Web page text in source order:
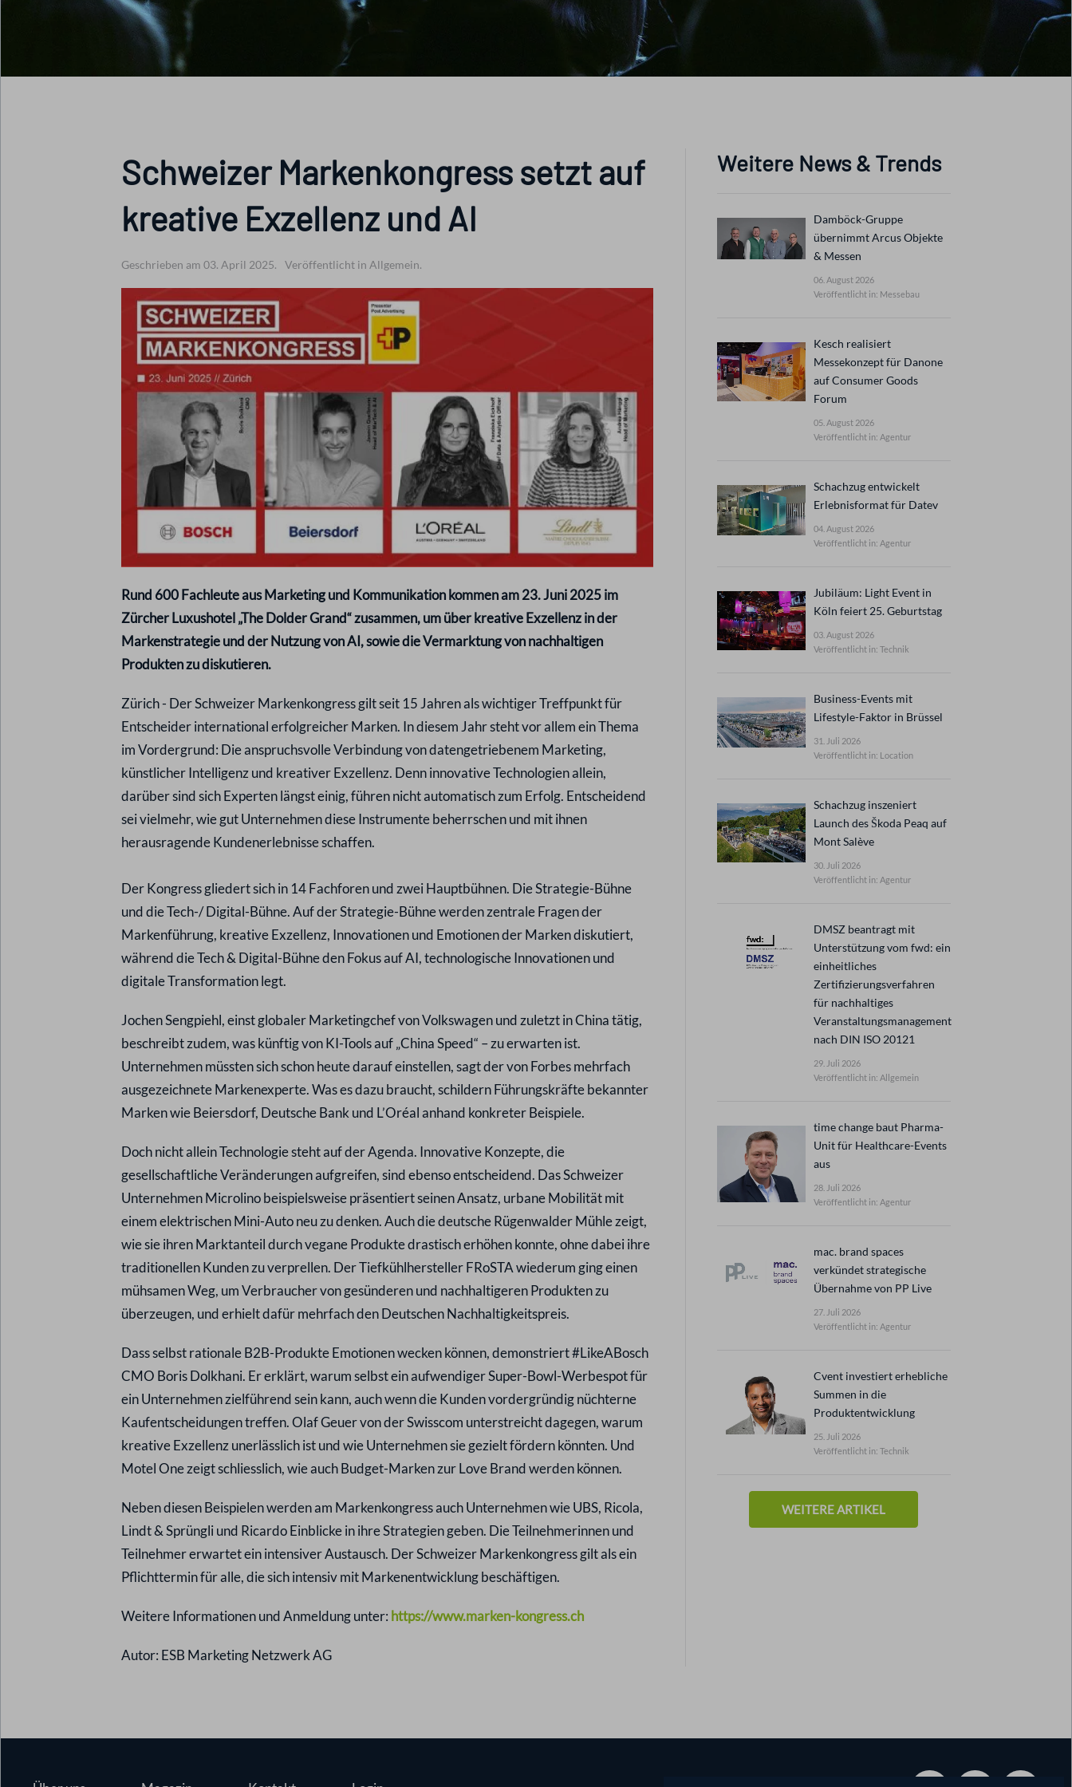
Schweizer Markenkongress setzt auf
kreative Exzellenz und AI
Geschrieben am 03. April 2025. Veröffentlicht in Allgemein.
Rund 600 Fachleute aus Marketing und Kommunikation kommen am 23. Juni 2025 im
Zürcher Luxushotel „The Dolder Grand“ zusammen, um über kreative Exzellenz in der
Markenstrategie und der Nutzung von AI, sowie die Vermarktung von nachhaltigen
Produkten zu diskutieren.
Zürich - Der Schweizer Markenkongress gilt seit 15 Jahren als wichtiger Treffpunkt für
Entscheider international erfolgreicher Marken. In diesem Jahr steht vor allem ein Thema
im Vordergrund: Die anspruchsvolle Verbindung von datengetriebenem Marketing,
künstlicher Intelligenz und kreativer Exzellenz. Denn innovative Technologien allein,
darüber sind sich Experten längst einig, führen nicht automatisch zum Erfolg. Entscheidend
sei vielmehr, wie gut Unternehmen diese Instrumente beherrschen und mit ihnen
herausragende Kundenerlebnisse schaffen.
Der Kongress gliedert sich in 14 Fachforen und zwei Hauptbühnen. Die Strategie-Bühne
und die Tech-/ Digital-Bühne. Auf der Strategie-Bühne werden zentrale Fragen der
Markenführung, kreative Exzellenz, Innovationen und Emotionen der Marken diskutiert,
während die Tech & Digital-Bühne den Fokus auf AI, technologische Innovationen und
digitale Transformation legt.
Jochen Sengpiehl, einst globaler Marketingchef von Volkswagen und zuletzt in China tätig,
beschreibt zudem, was künftig von KI-Tools auf „China Speed“ – zu erwarten ist.
Unternehmen müssten sich schon heute darauf einstellen, sagt der von Forbes mehrfach
ausgezeichnete Markenexperte. Was es dazu braucht, schildern Führungskräfte bekannter
Marken wie Beiersdorf, Deutsche Bank und L’Oréal anhand konkreter Beispiele.
Doch nicht allein Technologie steht auf der Agenda. Innovative Konzepte, die
gesellschaftliche Veränderungen aufgreifen, sind ebenso entscheidend. Das Schweizer
Unternehmen Microlino beispielsweise präsentiert seinen Ansatz, urbane Mobilität mit
einem elektrischen Mini-Auto neu zu denken. Auch die deutsche Rügenwalder Mühle zeigt,
wie sie ihren Marktanteil durch vegane Produkte drastisch erhöhen konnte, ohne dabei ihre
traditionellen Kunden zu verprellen. Der Tiefkühlhersteller FRoSTA wiederum ging einen
mühsamen Weg, um Verbraucher von gesünderen und nachhaltigeren Produkten zu
überzeugen, und erhielt dafür mehrfach den Deutschen Nachhaltigkeitspreis.
Dass selbst rationale B2B-Produkte Emotionen wecken können, demonstriert #LikeABosch
CMO Boris Dolkhani. Er erklärt, warum selbst ein aufwendiger Super-Bowl-Werbespot für
ein Unternehmen zielführend sein kann, auch wenn die Kunden vordergründig nüchterne
Kaufentscheidungen treffen. Olaf Geuer von der Swisscom unterstreicht dagegen, warum
kreative Exzellenz unerlässlich ist und wie Unternehmen sie gezielt fördern könnten. Und
Motel One zeigt schliesslich, wie auch Budget-Marken zur Love Brand werden können.
Neben diesen Beispielen werden am Markenkongress auch Unternehmen wie UBS, Ricola,
Lindt & Sprüngli und Ricardo Einblicke in ihre Strategien geben. Die Teilnehmerinnen und
Teilnehmer erwartet ein intensiver Austausch. Der Schweizer Markenkongress gilt als ein
Pflichttermin für alle, die sich intensiv mit Markenentwicklung beschäftigen.
Weitere Informationen und Anmeldung unter: https://www.marken-kongress.ch
Autor: ESB Marketing Netzwerk AG
Weitere News & Trends
Damböck-Gruppe
übernimmt Arcus Objekte
& Messen
06. August 2026
Veröffentlicht in: Messebau
Kesch realisiert
Messekonzept für Danone
auf Consumer Goods
Forum
05. August 2026
Veröffentlicht in: Agentur
Schachzug entwickelt
Erlebnisformat für Datev
04. August 2026
Veröffentlicht in: Agentur
Jubiläum: Light Event in
Köln feiert 25. Geburtstag
03. August 2026
Veröffentlicht in: Technik
Business-Events mit
Lifestyle-Faktor in Brüssel
31. Juli 2026
Veröffentlicht in: Location
Schachzug inszeniert
Launch des Škoda Peaq auf
Mont Salève
30. Juli 2026
Veröffentlicht in: Agentur
DMSZ beantragt mit
Unterstützung vom fwd: ein
einheitliches
Zertifizierungsverfahren
für nachhaltiges
Veranstaltungsmanagement
nach DIN ISO 20121
29. Juli 2026
Veröffentlicht in: Allgemein
time change baut Pharma-
Unit für Healthcare-Events
aus
28. Juli 2026
Veröffentlicht in: Agentur
mac. brand spaces
verkündet strategische
Übernahme von PP Live
27. Juli 2026
Veröffentlicht in: Agentur
Cvent investiert erhebliche
Summen in die
Produktentwicklung
25. Juli 2026
Veröffentlicht in: Technik
WEITERE ARTIKEL